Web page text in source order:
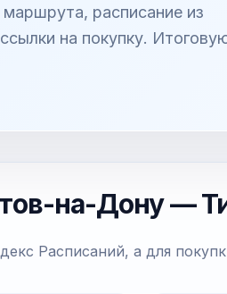
расписание из
на покупку.
на-Дону —
Расписаний, а для